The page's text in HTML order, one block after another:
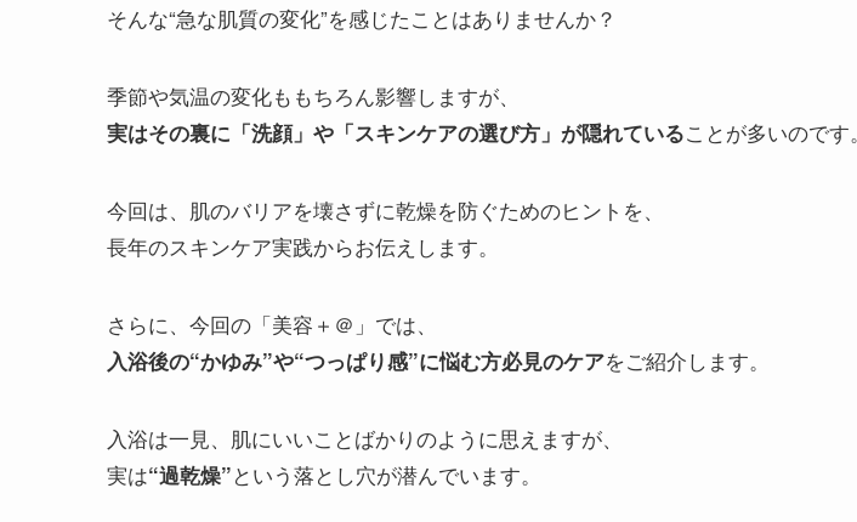
そんな“急な肌質の変化”を感じたことはありませんか？
季節や気温の変化ももちろん影響しますが、
実はその裏に「洗顔」や「スキンケアの選び方」が隠れていることが多いのです。
今回は、肌のバリアを壊さずに乾燥を防ぐためのヒントを、
長年のスキンケア実践からお伝えします。
さらに、今回の「美容＋＠」では、
入浴後の“かゆみ”や“つっぱり感”に悩む方必見のケアをご紹介します。
入浴は一見、肌にいいことばかりのように思えますが、
実は“過乾燥”という落とし穴が潜んでいます。